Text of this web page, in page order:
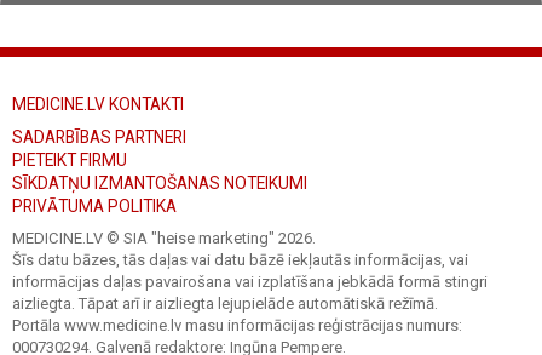
MEDICINE.LV KONTAKTI
SADARBĪBAS PARTNERI
PIETEIKT FIRMU
SĪKDATŅU IZMANTOŠANAS NOTEIKUMI
PRIVĀTUMA POLITIKA
MEDICINE.LV © SIA "heise marketing" 2026.
Šīs datu bāzes, tās daļas vai datu bāzē iekļautās informācijas, vai
informācijas daļas pavairošana vai izplatīšana jebkādā formā stingri
aizliegta. Tāpat arī ir aizliegta lejupielāde automātiskā režīmā.
Portāla www.medicine.lv masu informācijas reģistrācijas numurs:
000730294. Galvenā redaktore: Ingūna Pempere.